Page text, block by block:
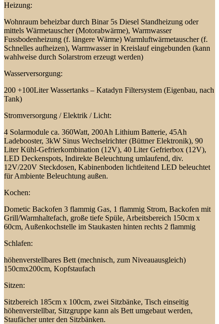
Heizung:
Wohnraum beheizbar durch Binar 5s Diesel Standheizung oder
mittels Wärmetauscher (Motorabwärme), Warmwasser
Fussbodenheizung (f. längere Wärme) Warmluftwärmetauscher (f.
Schnelles aufheizen), Warmwasser in Kreislauf eingebunden (kann
wahlweise durch Solarstrom erzeugt werden)
Wasserversorgung:
200 +100Liter Wassertanks – Katadyn Filtersystem (Eigenbau, nach
Tank)
Stromversorgung / Elektrik / Licht:
4 Solarmodule ca. 360Watt, 200Ah Lithium Batterie, 45Ah
Ladebooster, 3kW Sinus Wechselrichter (Büttner Elektronik), 90
Liter Kühl-Gefrierkombination (12V), 40 Liter Gefrierbox (12V),
LED Deckenspots, Indirekte Beleuchtung umlaufend, div.
12V/220V Steckdosen, Kabinenboden lichtleitend LED beleuchtet
für Ambiente Beleuchtung außen.
Kochen:
Dometic Backofen 3 flammig Gas, 1 flammig Strom, Backofen mit
Grill/Warmhaltefach, große tiefe Spüle, Arbeitsbereich 150cm x
60cm, Außenkochstelle im Staukasten hinten rechts 2 flammig
Schlafen:
höhenverstellbares Bett (mechnisch, zum Niveauausgleich)
150cmx200cm, Kopfstaufach
Sitzen:
Sitzbereich 185cm x 100cm, zwei Sitzbänke, Tisch einseitig
höhenverstellbar, Sitzgruppe kann als Bett umgebaut werden,
Staufächer unter den Sitzbänken.